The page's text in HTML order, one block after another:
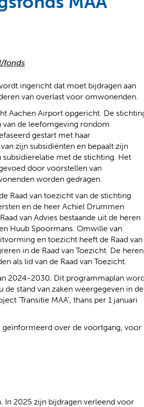
fonds(
e
r
i
j
s
t
n
a
a
r
e
e
n
a
n
d
r
e
w
b
(
p
e
t
e
x
t
e
r
n
e
w
e
b
s
i
t
)
ingericht dat moet bijdragen aan
van overlast voor omwonenden.
Aachen Airport opgericht. De
van de leefomgeving rondom
gestart met haar
zijn subsidiënten en bepaalt zijn
met de stichting. Het
door voorstellen van
worden gedragen.
Raad van toezicht van de stichting
en de heer Achiel Drummen
van Advies bestaande uit de heren
Huub Spoormans. Omwille van
en toezicht heeft de Raad van
in de Raad van Toezicht. De heren
als lid van de Raad van Toezicht.
2024-2030. Dit programmaplan
stand van zaken weergegeven in de
‘Transitie MAA’, thans per 1 januari
geïnformeerd over de voortgang, voor
In 2025 zijn bijdragen verleend voor